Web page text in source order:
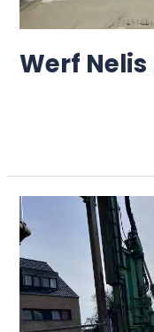
Werf
Werf
Dilissen
in
Oud-
Turnhout